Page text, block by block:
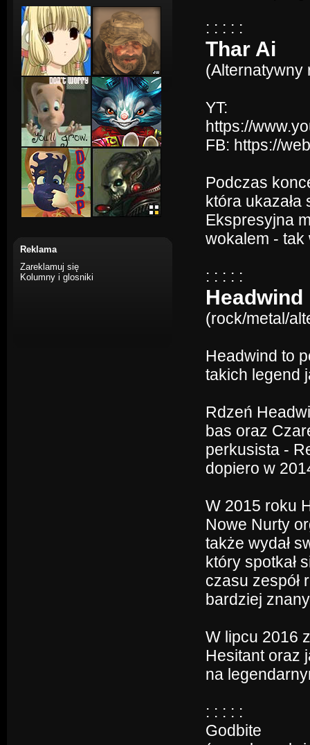
Reklama
Zareklamuj się
Kolumny i glosniki
: : : : :
Thar Ai
(Alternatywny
YT:
https://
FB: https://
Podczas
która
Ekspresyjna
wokalem -
: : : : :
Headwind
(rock/metal/
Headwind to
takich legend
Rdzeń
bas oraz
perkusista -
dopiero w
W 2015 roku
Nowe Nurty
także wydał
który spotkał
czasu zespół
bardziej
W lipcu 2016
Hesitant oraz
na
: : : : :
Godbite